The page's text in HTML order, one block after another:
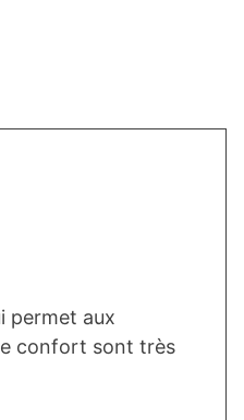
permet aux
confort sont très